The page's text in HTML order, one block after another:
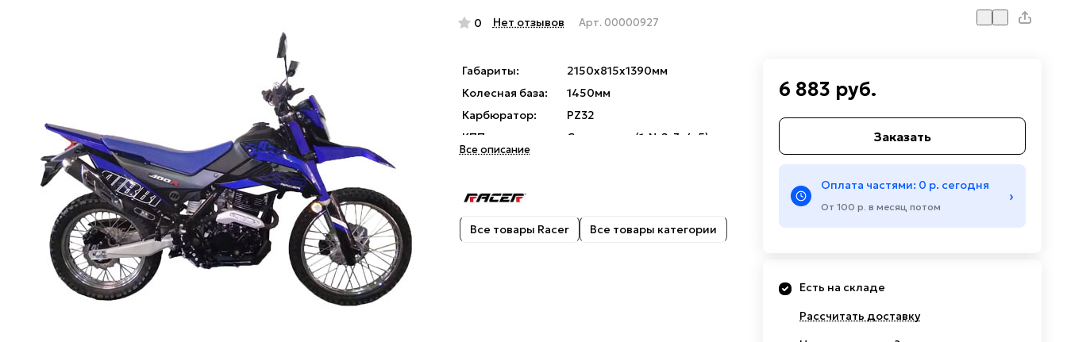
0 Нет отзывов Арт. 00000927
Габариты:
2150x815x1390мм
Колесная база:
1450мм
Карбюратор:
PZ32
КПП:
Сцепление (1-N-2-3-4-5)
Все описание
Все товары Racer Все товары категории
6 883 руб.
Заказать
Оплата частями: 0 р. сегодня
От 100 р. в месяц потом
›
Есть на складе
Рассчитать доставку